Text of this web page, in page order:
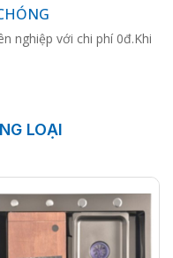
nghiệp với chi phí 0đ.Khi
LOẠI